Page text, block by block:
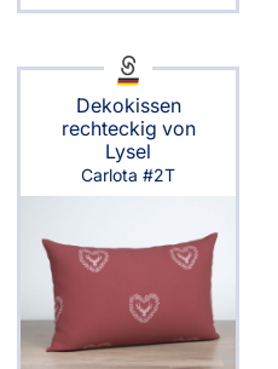
Dekokissen
rechteckig von
Lysel
Carlota #2T